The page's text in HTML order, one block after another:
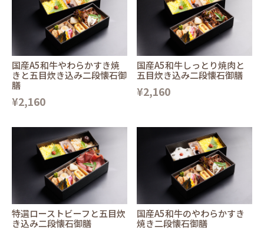
国産A5和牛やわらかすき焼
きと五目炊き込み二段懐石御
膳
¥2,160
国産A5和牛しっとり焼肉と
五目炊き込み二段懐石御膳
¥2,160
特選ローストビーフと五目炊
き込み二段懐石御膳
国産A5和牛のやわらかすき
焼き二段懐石御膳